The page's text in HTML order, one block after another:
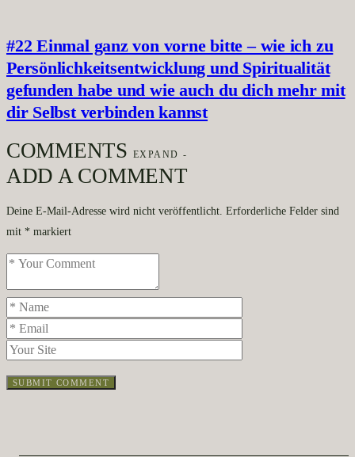
#22 Einmal ganz von vorne bitte – wie ich zu
Persönlichkeitsentwicklung und Spiritualität
gefunden habe und wie auch du dich mehr mit
dir Selbst verbinden kannst
COMMENTS EXPAND -
ADD A COMMENT
Deine E-Mail-Adresse wird nicht veröffentlicht. Erforderliche Felder sind
mit * markiert